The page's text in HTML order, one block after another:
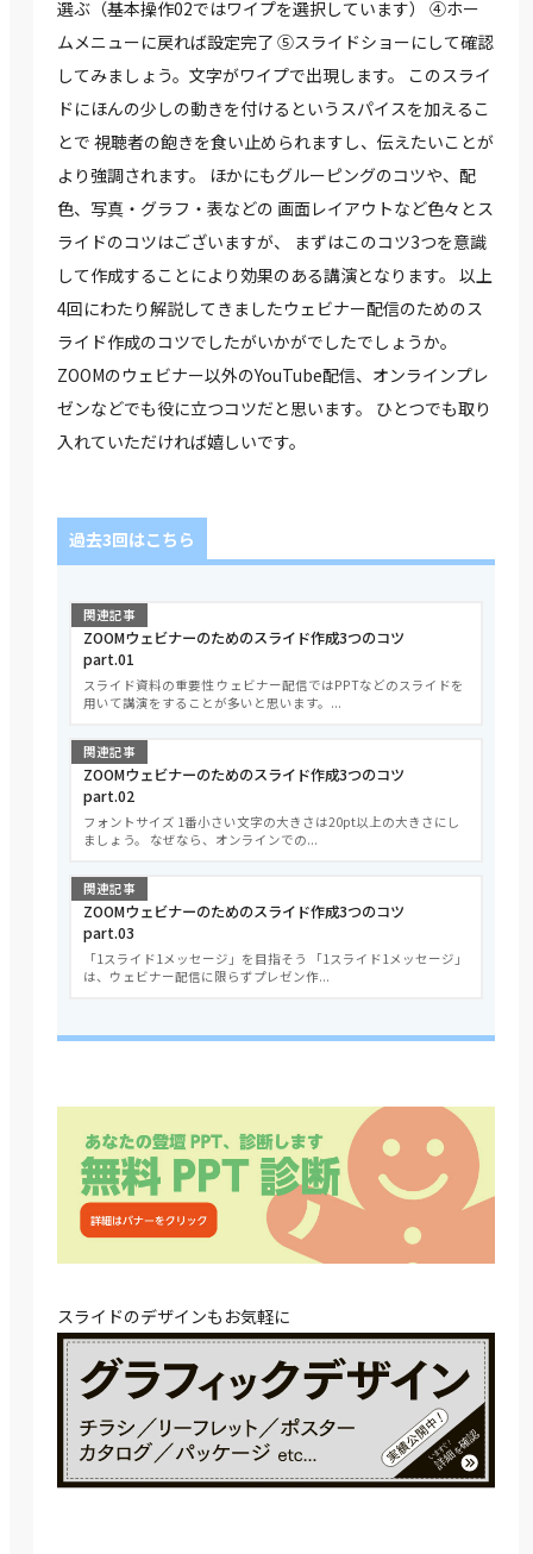
選ぶ（基本操作02ではワイプを選択しています） ④ホー
ムメニューに戻れば設定完了 ⑤スライドショーにして確認
してみましょう。文字がワイプで出現します。 このスライ
ドにほんの少しの動きを付けるというスパイスを加えるこ
とで 視聴者の飽きを食い止められますし、伝えたいことが
より強調されます。 ほかにもグルーピングのコツや、配
色、写真・グラフ・表などの 画面レイアウトなど色々とス
ライドのコツはございますが、 まずはこのコツ3つを意識
して作成することにより効果のある講演となります。 以上
4回にわたり解説してきましたウェビナー配信のためのス
ライド作成のコツでしたがいかがでしたでしょうか。
ZOOMのウェビナー以外のYouTube配信、オンラインプレ
ゼンなどでも役に立つコツだと思います。 ひとつでも取り
入れていただければ嬉しいです。
過去3回はこちら
関連記事
ZOOMウェビナーのためのスライド作成3つのコツ
part.01
スライド資料の重要性 ウェビナー配信ではPPTなどのスライドを
用いて講演をすることが多いと思います。...
関連記事
ZOOMウェビナーのためのスライド作成3つのコツ
part.02
フォントサイズ 1番小さい文字の大きさは20pt以上の大きさにし
ましょう。 なぜなら、オンラインでの...
関連記事
ZOOMウェビナーのためのスライド作成3つのコツ
part.03
「1スライド1メッセージ」を目指そう 「1スライド1メッセージ」
は、ウェビナー配信に限らずプレゼン作...
スライドのデザインもお気軽に